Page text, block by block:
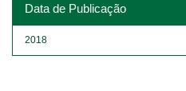
Data de Publicação
2018